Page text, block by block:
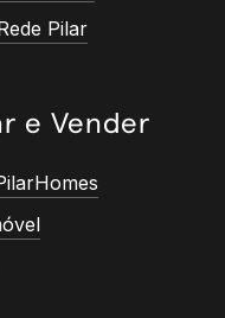
Pilar
e Vender